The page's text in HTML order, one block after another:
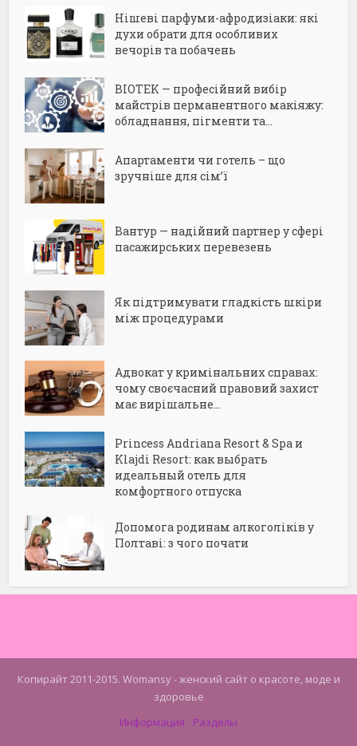
Нішеві парфуми-афродизіаки: які
духи обрати для особливих
вечорів та побачень
BIOTEK — професійний вибір
майстрів перманентного макіяжу:
обладнання, пігменти та...
Апартаменти чи готель – що
зручніше для сім’ї
Вантур — надійний партнер у сфері
пасажирських перевезень
Як підтримувати гладкість шкіри
між процедурами
Адвокат у кримінальних справах:
чому своєчасний правовий захист
має вирішальне...
Princess Andriana Resort & Spa и
Klajdi Resort: как выбрать
идеальный отель для
комфортного отпуска
Допомога родинам алкоголіків у
Полтаві: з чого почати
Копирайт 2011-2015. Womansy - женский сайт о красоте, моде и
здоровье
Информация
Разделы